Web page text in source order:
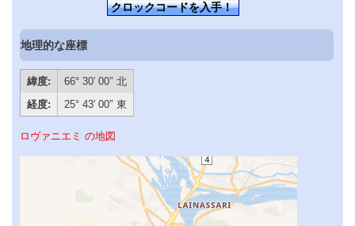
クロックコードを入手！
地理的な座標
緯度:
66° 30′ 00″ 北
経度:
25° 43′ 00″ 東
ロヴァニエミ の地図